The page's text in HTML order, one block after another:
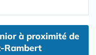
à proximité de
Rambert